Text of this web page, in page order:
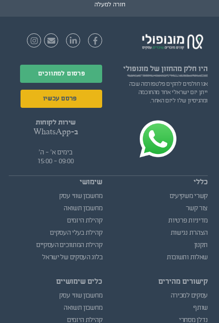
חזרה למעלה
היו חלק מהחזון של מונופולי
אנו חולמים להקים פלטפורמה שבה
ייתן יזם ישראלי אחד מהחוכמה
ומהניסיון שלו ליזם האחר.
פרסום למתווכים
פרסם עכשיו
שירות לקוחות
ב-WhatsApp
בימים א' - ה'
09:00 - 15:00
כללי
קשרי משקיעים
צור קשר
מדיניות פרטיות
הצהרת נגישות
תקנון
שאלות ותשובות
קישורים מהירים
עסקים למכירה
שותף
נדלן מסחרי
שימושי
מחשבון שווי עסק
מחשבון תשואה
קהילת היזמים
קהילת בעלי העסקים
קהילת המתווכים העסקיים
בלוג העסקים של ישראל
כלים שימושיים
מחשבון שווי עסק
מחשבון תשואה
קהילת היזמים